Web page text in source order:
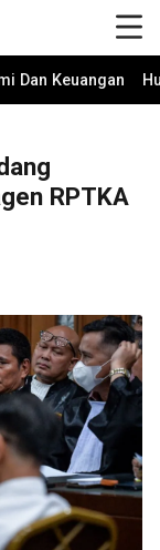
Dan Keuangan
RPTKA